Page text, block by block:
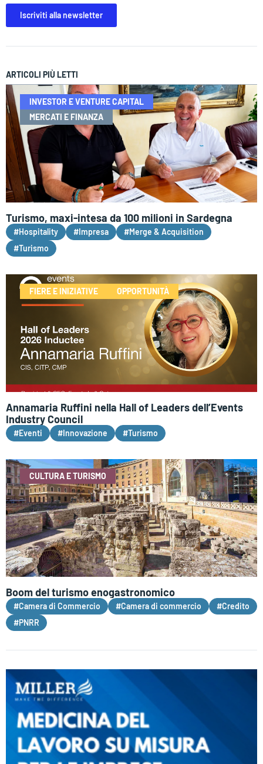
Iscriviti alla newsletter
ARTICOLI PIÙ LETTI
INVESTOR E VENTURE CAPITAL
MERCATI E FINANZA
Turismo, maxi-intesa da 100 milioni in Sardegna
#Hospitality #Impresa
#Merge & Acquisition
#Turismo
FIERE E INIZIATIVE OPPORTUNITÀ
Annamaria Ruffini nella Hall of Leaders dell’Events
Industry Council
#Eventi #Innovazione #Turismo
CULTURA E TURISMO
Boom del turismo enogastronomico
#Camera di Commercio #Camera di commercio
#Credito
#PNRR